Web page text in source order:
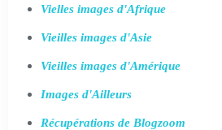
Vielles images d'Afrique
Vieilles images d'Asie
Vieilles images d'Amérique
Images d'Ailleurs
Récupérations de Blogzoom